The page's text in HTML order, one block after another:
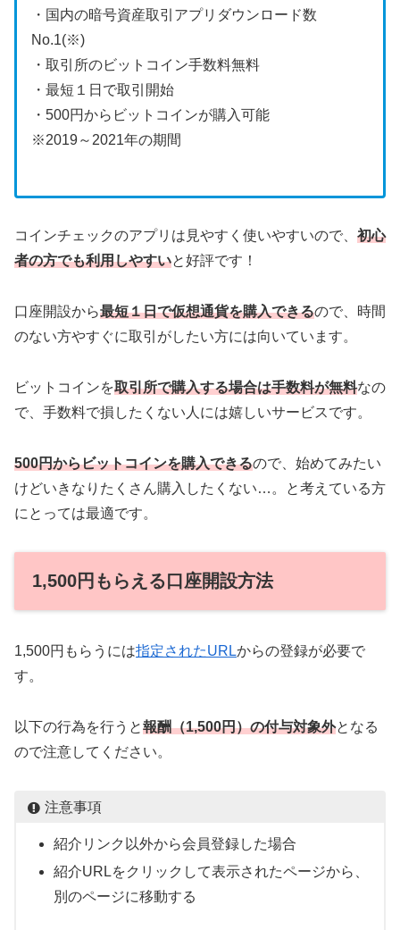
・国内の暗号資産取引アプリダウンロード数
No.1(※)
・取引所のビットコイン手数料無料
・最短１日で取引開始
・500円からビットコインが購入可能
※2019～2021年の期間
コインチェックのアプリは見やすく使いやすいので、 初心
者の方でも利用しやすいと好評です！
口座開設から最短１日で仮想通貨を購入できるので、時間
のない方やすぐに取引がしたい方には向いています。
ビットコインを取引所で購入する場合は手数料が無料なの
で、手数料で損したくない人には嬉しいサービスです。
500円からビットコインを購入できるので、始めてみたい
けどいきなりたくさん購入したくない…。と考えている方
にとっては最適です。
1,500円もらえる口座開設方法
1,500円もらうには指定されたURLからの登録が必要で
す。
以下の行為を行うと報酬（1,500円）の付与対象外となる
ので注意してください。
注意事項
紹介リンク以外から会員登録した場合
紹介URLをクリックして表示されたページから、
別のページに移動する